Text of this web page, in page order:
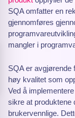
SQA omfatter en
gjennomføres
mangler i
SQA er avgjørende
høy kvalitet som
Ved å
sikre at produktene
brukervennlige.